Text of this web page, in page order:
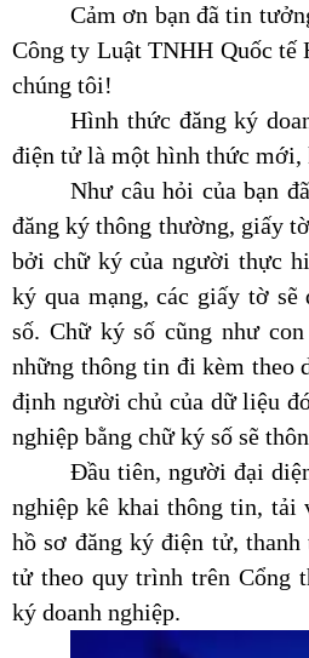
Cảm ơn bạn đã tin
Công ty Luật TNHH Quốc tế
chúng tôi!
Hình thức đăng ký
điện tử là một hình thức mới,
Như câu hỏi của bạn
đăng ký thông thường, giấy
bởi chữ ký của người thực
ký qua mạng, các giấy tờ
số. Chữ ký số cũng như
những thông tin đi kèm theo
định người chủ của dữ liệu
nghiệp bằng chữ ký số sẽ
Đầu tiên, người đại
nghiệp kê khai thông tin, tải
hồ sơ đăng ký điện tử,
tử theo quy trình trên Cổng
ký doanh nghiệp.